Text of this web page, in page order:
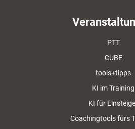
PTT
CUBE
tools+tipps
KI im Training
KI für
Coachingtools fürs